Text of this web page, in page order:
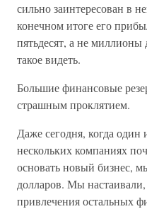
сильно заинтересован в
конечном итоге его
пятьдесят, а не
такое видеть.
Большие финансовые
страшным проклятием.
Даже сегодня, когда один
нескольких компаниях
основать новый бизнес,
долларов. Мы
привлечения остальных